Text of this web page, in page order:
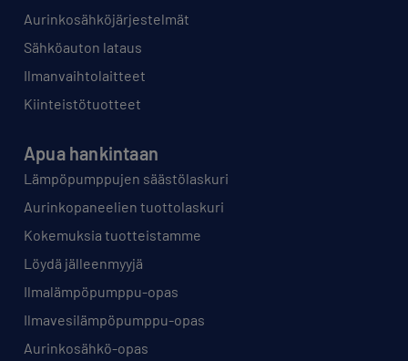
Aurinkosähköjärjestelmät
Sähköauton lataus
Ilmanvaihtolaitteet
Kiinteistötuotteet
Apua hankintaan
Lämpöpumppujen säästölaskuri
Aurinkopaneelien tuottolaskuri
Kokemuksia tuotteistamme
Löydä jälleenmyyjä
Ilmalämpöpumppu-opas
Ilmavesilämpöpumppu-opas
Aurinkosähkö-opas